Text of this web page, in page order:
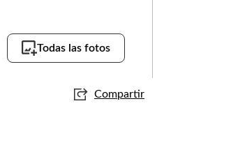
Compartir
Todas las fotos